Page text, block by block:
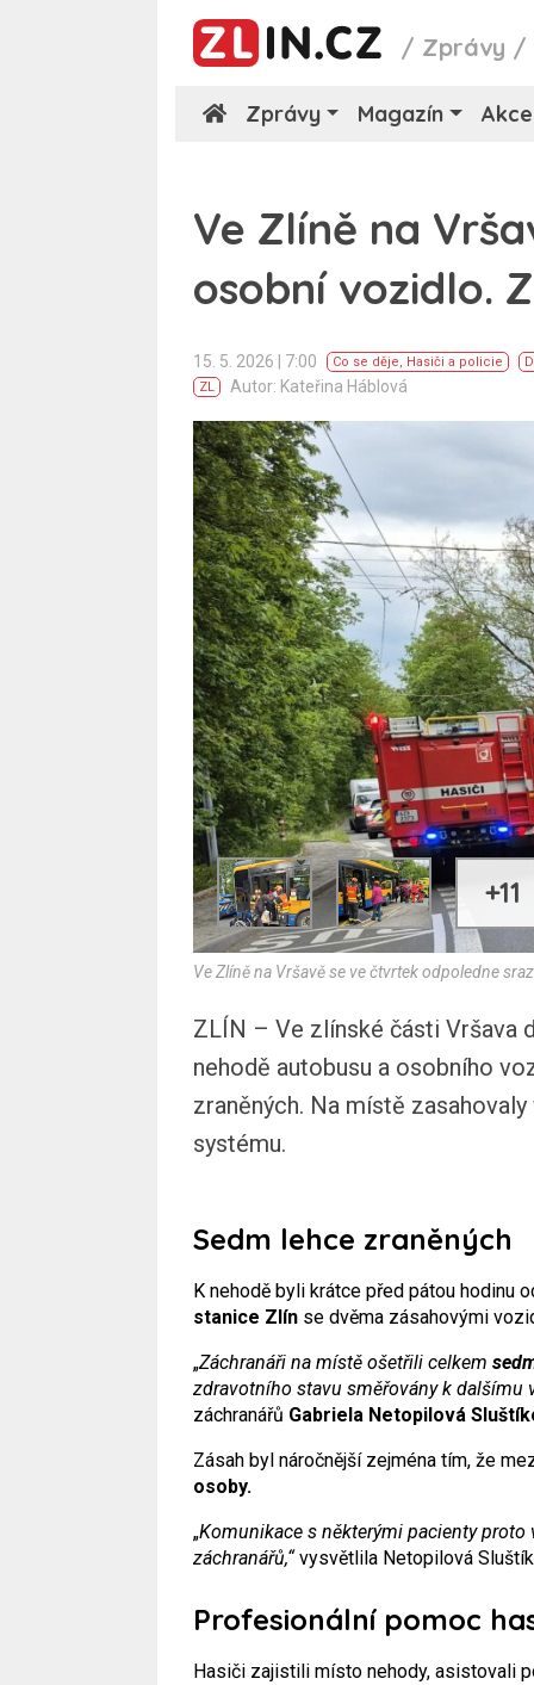
/ Zprávy /
Zprávy Magazín Akce
Ve Zlíně na
osobní vozidlo.
15. 5. 2026 | 7:00 Co se děje, Hasiči a policie
ZL
Autor: Kateřina Háblová
+11
Ve Zlíně na Vršavě se ve čtvrtek odpoledne
ZLÍN – Ve zlínské části Vršava
nehodě autobusu a osobního
zraněných. Na místě
systému.
Sedm lehce zraněných
K nehodě byli krátce před pátou hodinu
stanice Zlín se dvěma zásahovými
„Záchranáři na místě ošetřili celkem
zdravotního stavu směřovány k dalšímu
záchranářů Gabriela Netopilová
Zásah byl náročnější zejména tím, že
osoby.
„Komunikace s některými pacienty proto
záchranářů,“vysvětlila Netopilová
Profesionální pomoc
Hasiči zajistili místo nehody, asistovali